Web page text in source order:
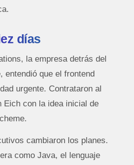
días
la empresa detrás del
entendió que el frontend
urgente. Contrataron al
Eich con la idea inicial de
cambiaron los planes.
como Java, el lenguaje